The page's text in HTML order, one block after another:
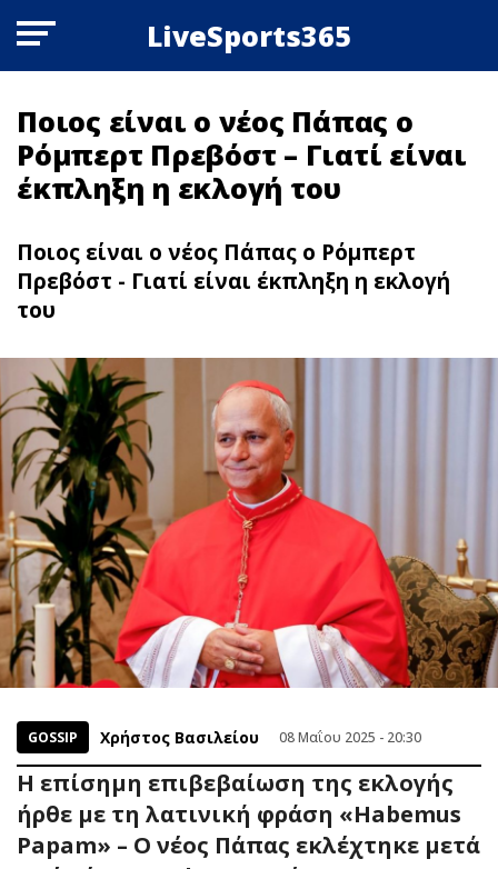
LiveSports365
Ποιος είναι ο νέος Πάπας ο
Ρόμπερτ Πρεβόστ – Γιατί είναι
έκπληξη η εκλογή του
Ποιος είναι ο νέος Πάπας ο Ρόμπερτ
Πρεβόστ - Γιατί είναι έκπληξη η εκλογή
του
GOSSIP Χρήστος Βασιλείου 08 Μαΐου 2025 - 20:30
Η επίσημη επιβεβαίωση της εκλογής
ήρθε με τη λατινική φράση «Habemus
Papam» – Ο νέος Πάπας εκλέχτηκε μετά